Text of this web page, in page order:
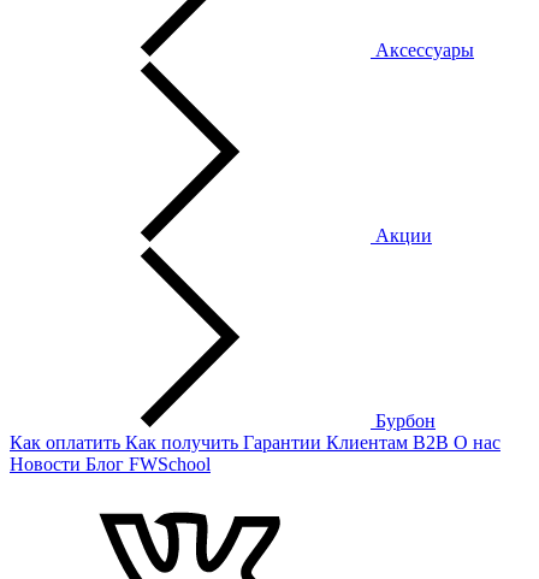
Аксессуары
Акции
Бурбон
Как оплатить Как получить Гарантии Клиентам B2B О нас
Новости Блог FWSchool